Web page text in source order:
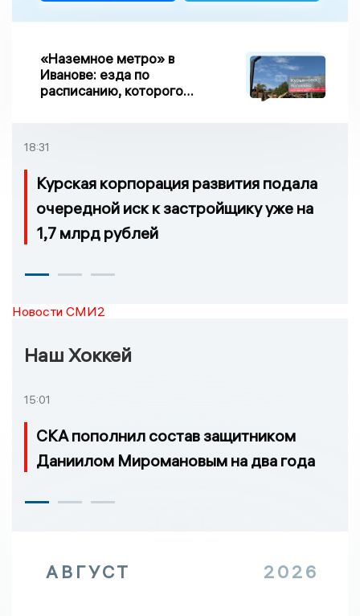
«Наземное метро» в
Иванове: езда по
расписанию, которого
18:31
Курская корпорация развития подала
очередной иск к застройщику уже на
1,7 млрд рублей
Новости СМИ2
Наш Хоккей
15:01
СКА пополнил состав защитником
Даниилом Миромановым на два года
АВГУСТ 2026